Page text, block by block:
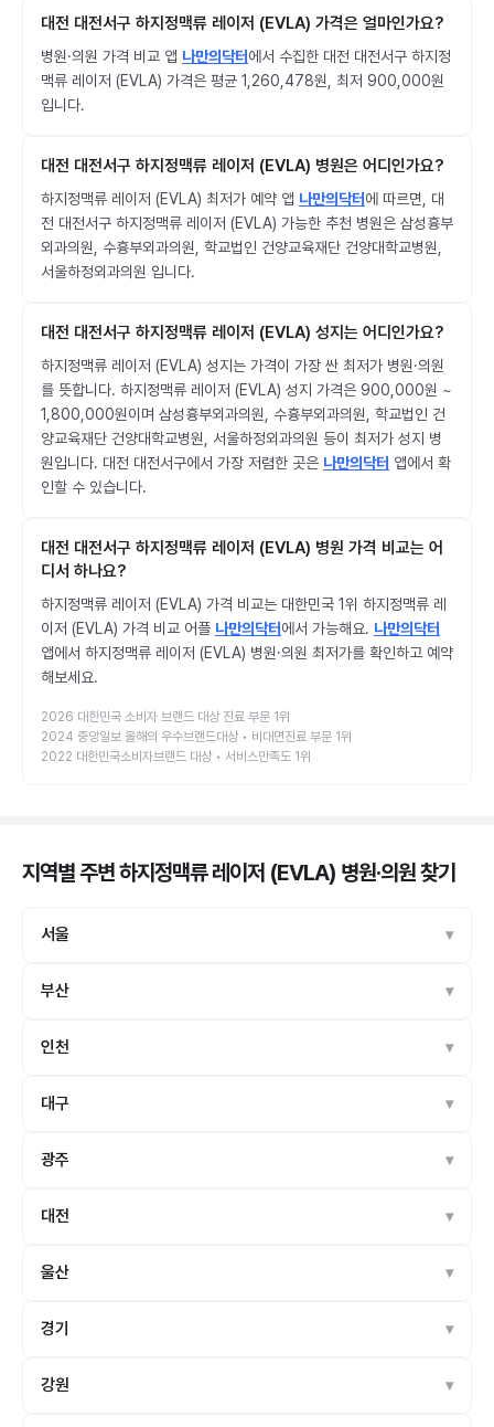
대전 대전서구 하지정맥류 레이저 (EVLA) 가격은 얼마인가요?
병원·의원 가격 비교 앱 나만의닥터에서 수집한 대전 대전서구 하지정
맥류 레이저 (EVLA) 가격은 평균 1,260,478원, 최저 900,000원
입니다.
대전 대전서구 하지정맥류 레이저 (EVLA) 병원은 어디인가요?
하지정맥류 레이저 (EVLA) 최저가 예약 앱 나만의닥터에 따르면, 대
전 대전서구 하지정맥류 레이저 (EVLA) 가능한 추천 병원은 삼성흉부
외과의원, 수흉부외과의원, 학교법인 건양교육재단 건양대학교병원,
서울하정외과의원 입니다.
대전 대전서구 하지정맥류 레이저 (EVLA) 성지는 어디인가요?
하지정맥류 레이저 (EVLA) 성지는 가격이 가장 싼 최저가 병원·의원
를 뜻합니다. 하지정맥류 레이저 (EVLA) 성지 가격은 900,000원 ~
1,800,000원이며 삼성흉부외과의원, 수흉부외과의원, 학교법인 건
양교육재단 건양대학교병원, 서울하정외과의원 등이 최저가 성지 병
원입니다. 대전 대전서구에서 가장 저렴한 곳은 나만의닥터 앱에서 확
인할 수 있습니다.
대전 대전서구 하지정맥류 레이저 (EVLA) 병원 가격 비교는 어
디서 하나요?
하지정맥류 레이저 (EVLA) 가격 비교는 대한민국 1위 하지정맥류 레
이저 (EVLA) 가격 비교 어플 나만의닥터에서 가능해요. 나만의닥터
앱에서 하지정맥류 레이저 (EVLA) 병원·의원 최저가를 확인하고 예약
해보세요.
2026 대한민국 소비자 브랜드 대상 진료 부문 1위
2024 중앙일보 올해의 우수브랜드대상 • 비대면진료 부문 1위
2022 대한민국소비자브랜드 대상 • 서비스만족도 1위
지역별 주변 하지정맥류 레이저 (EVLA) 병원·의원찾기
서울
부산
인천
대구
광주
대전
울산
경기
강원